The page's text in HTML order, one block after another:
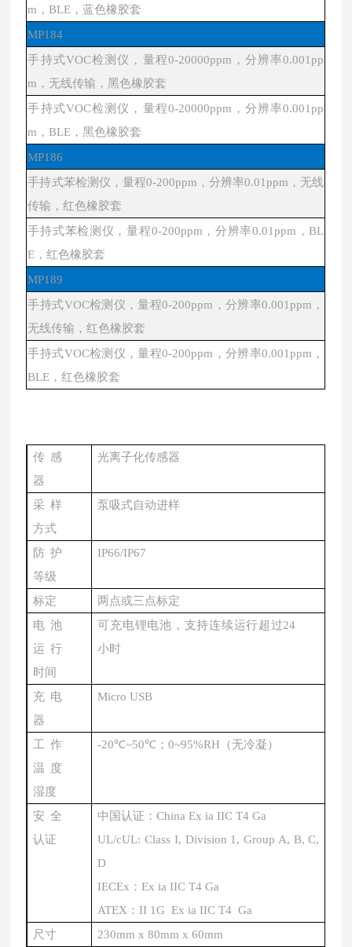
m，BLE，蓝色橡胶套
MP184
手持式VOC检测仪，量程0-20000ppm，分辨率0.001pp
m，无线传输，黑色橡胶套
手持式VOC检测仪，量程0-20000ppm，分辨率0.001pp
m，BLE，黑色橡胶套
MP186
手持式苯检测仪 ，量程0-200ppm，分辨率0.01ppm，无线
传输，红色橡胶套
手持式苯检测仪，量程0-200ppm，分辨率0.01ppm，BL
E，红色橡胶套
MP189
手持式VOC检测仪，量程0-200ppm，分辨率0.001ppm，
无线传输，红色橡胶套
手持式VOC检测仪，量程0-200ppm，分辨率0.001ppm，
BLE，红色橡胶套
传感
器
光离子化传感器
采样
方式
泵吸式自动进样
防护
等级
IP66/IP67
标定
两点或三点标定
电池
运行
时间
可充电锂电池，支持连续运行超过24
小时
充电
器
Micro USB
工作
温度
湿度
-20℃~50℃；0~95%RH（无冷凝）
安全
认证
中国认证：China Ex ia IIC T4 Ga
UL/cUL: Class I, Division 1, Group A, B, C,
D
IECEx：Ex ia IIC T4 Ga
ATEX：II 1G Ex ia IIC T4 Ga
尺寸
230mm x 80mm x 60mm